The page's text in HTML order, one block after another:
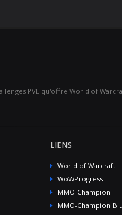
PVE qu'offre World of
LIENS
World of Warcraft
WoWProgress
MMO-Champion
MMO-Champion